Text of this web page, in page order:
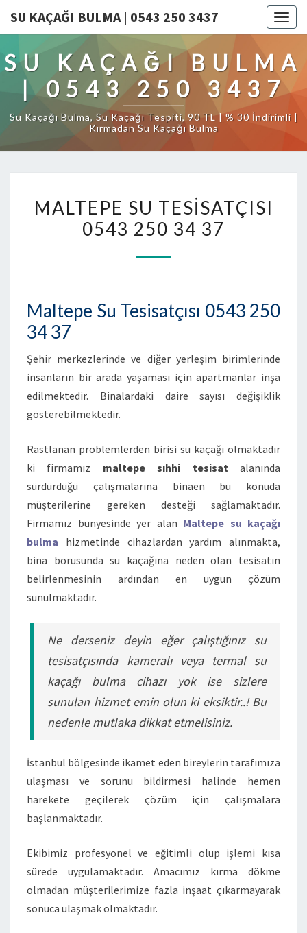
SU KAÇAĞI BULMA | 0543 250 3437
SU KAÇAĞI BULMA
| 0543 250 3437
Su Kaçağı Bulma, Su Kaçağı Tespiti, 90 TL | % 30 İndirimli |
Kırmadan Su Kaçağı Bulma
TESISATÇISI
MALTEPE SU TESISATÇISI
0543 250 34 37
Maltepe Su Tesisatçısı 0543 250
34 37
Şehir merkezlerinde ve diğer yerleşim birimlerinde
insanların bir arada yaşaması için apartmanlar inşa
edilmektedir. Binalardaki daire sayısı değişiklik
gösterebilmektedir.
Rastlanan problemlerden birisi su kaçağı olmaktadır
ki firmamız maltepe sıhhi tesisatalanında
sürdürdüğü çalışmalarına binaen bu konuda
müşterilerine gereken desteği sağlamaktadır.
Firmamız bünyesinde yer alan Maltepe su kaçağı
bulma hizmetinde cihazlardan yardım alınmakta,
bina borusunda su kaçağına neden olan tesisatın
belirlenmesinin ardından en uygun çözüm
sunulmaktadır.
Ne derseniz deyin eğer çalıştığınız su
tesisatçısında kameralı veya termal su
kaçağı bulma cihazı yok ise sizlere
sunulan hizmet emin olun ki eksiktir..! Bu
nedenle mutlaka dikkat etmelisiniz.
İstanbul bölgesinde ikamet eden bireylerin tarafımıza
ulaşması ve sorunu bildirmesi halinde hemen
harekete geçilerek çözüm için çalışmalara
başlanmaktadır.
Ekibimiz profesyonel ve eğitimli olup işlemi kısa
sürede uygulamaktadır. Amacımız kırma dökme
olmadan müşterilerimize fazla inşaat çıkarmayarak
sonuca ulaşmak olmaktadır.